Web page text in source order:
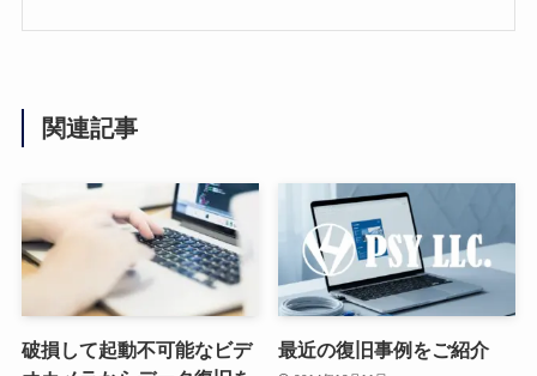
関連記事
破損して起動不可能なビデ
最近の復旧事例をご紹介